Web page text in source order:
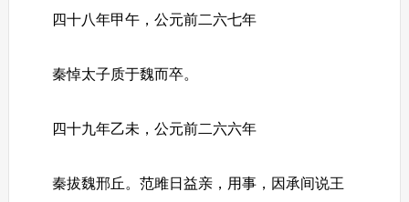
四十八年甲午，公元前二六七年
秦悼太子质于魏而卒。
四十九年乙未，公元前二六六年
秦拔魏邢丘。范雎日益亲，用事，因承间说王